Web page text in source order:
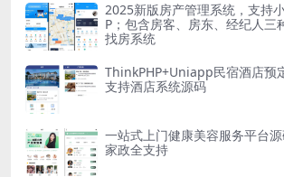
2025新版房产管理系统，支持
P；包含房客、房东、经纪人三
找房系统
ThinkPHP+Uniapp民宿酒店预
支持酒店系统源码
一站式上门健康美容服务平台
家政全支持